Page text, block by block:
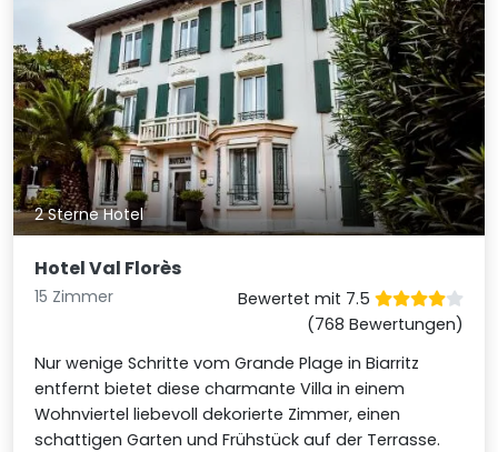
2 Sterne Hotel
Hotel Val Florès
15 Zimmer
Bewertet mit 7.5
(768 Bewertungen)
Nur wenige Schritte vom Grande Plage in Biarritz
entfernt bietet diese charmante Villa in einem
Wohnviertel liebevoll dekorierte Zimmer, einen
schattigen Garten und Frühstück auf der Terrasse.